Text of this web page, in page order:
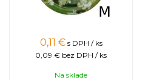
0,11 € s DPH / ks
0,09 € bez DPH / ks
Na sklade